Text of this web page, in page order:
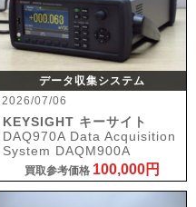
データ収集システム
2026/07/06
KEYSIGHT キーサイト
DAQ970A Data Acquisition
System DAQM900A
買取参考価格 100,000円